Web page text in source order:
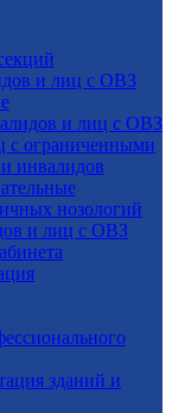
и лиц с ОВЗ
и лиц с ОВЗ
с ограниченными
инвалидов
нозологий
и лиц с ОВЗ
зданий и